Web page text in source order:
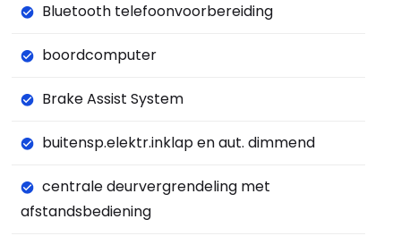
Bluetooth telefoonvoorbereiding
boordcomputer
Brake Assist System
buitensp.elektr.inklap en aut. dimmend
centrale deurvergrendeling met
afstandsbediening